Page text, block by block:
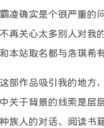
最新评论
神人
凌确实是个很严重
再关心太多别人对我
本站取名都与洛琪希
部作品吸引我的地方
关于背景的线索是层
族人的对话、阅读书